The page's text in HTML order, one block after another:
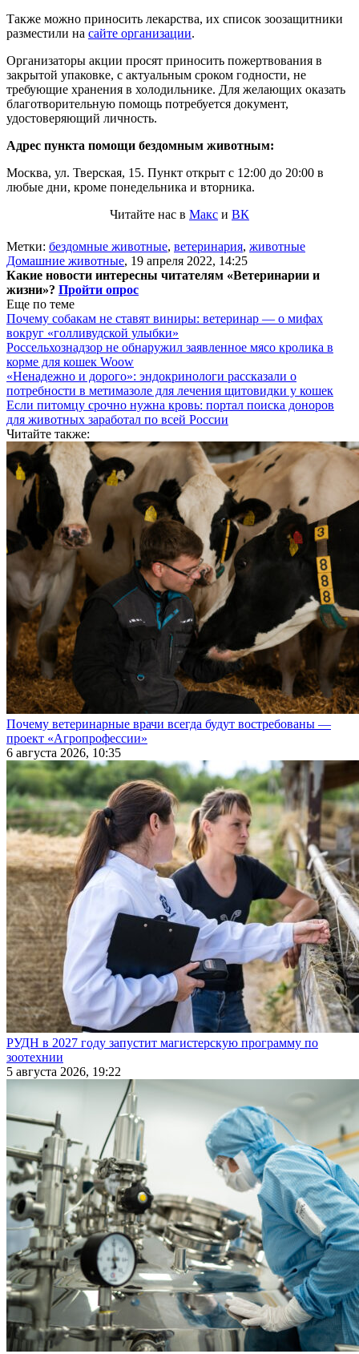
Также можно приносить лекарства, их список зоозащитники
разместили на сайте организации.
Организаторы акции просят приносить пожертвования в
закрытой упаковке, с актуальным сроком годности, не
требующие хранения в холодильнике. Для желающих оказать
благотворительную помощь потребуется документ,
удостоверяющий личность.
Адрес пункта помощи бездомным животным:
Москва, ул. Тверская, 15. Пункт открыт с 12:00 до 20:00 в
любые дни, кроме понедельника и вторника.
Читайте нас в Макс и ВК
Метки: бездомные животные, ветеринария, животные
Домашние животные, 19 апреля 2022, 14:25
Какие новости интересны читателям «Ветеринарии и
жизни»? Пройти опрос
Еще по теме
Почему собакам не ставят виниры: ветеринар — о мифах
вокруг «голливудской улыбки»
Россельхознадзор не обнаружил заявленное мясо кролика в
корме для кошек Woow
«Ненадежно и дорого»: эндокринологи рассказали о
потребности в метимазоле для лечения щитовидки у кошек
Если питомцу срочно нужна кровь: портал поиска доноров
для животных заработал по всей России
Читайте также:
Почему ветеринарные врачи всегда будут востребованы —
проект «Агропрофессии»
6 августа 2026, 10:35
РУДН в 2027 году запустит магистерскую программу по
зоотехнии
5 августа 2026, 19:22